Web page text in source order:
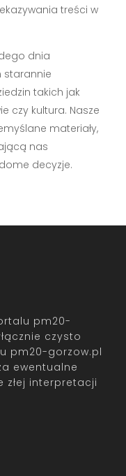
treści w
dnia
starannie
takich jak
czy kultura. Nasze
materiały,
nas
decyzje.
pm20-
czysto
pm20-gorzow.pl
ewentualne
złej interpretacji